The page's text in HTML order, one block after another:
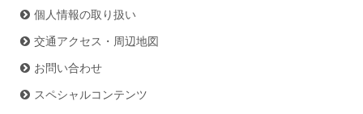
個人情報の取り扱い
交通アクセス・周辺地図
お問い合わせ
スペシャルコンテンツ